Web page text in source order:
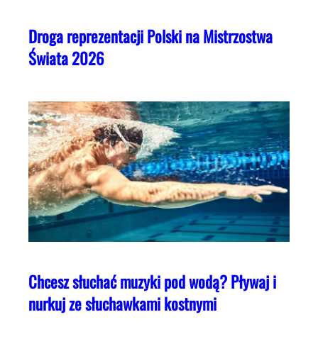
Droga reprezentacji Polski na Mistrzostwa
Świata 2026
Chcesz słuchać muzyki pod wodą? Pływaj i
nurkuj ze słuchawkami kostnymi